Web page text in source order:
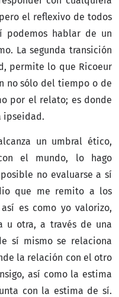
el reflexivo de todos
podemos hablar de un
La segunda transición
permite lo que Ricoeur
no sólo del tiempo o de
por el relato; es donde
ipseidad.
un umbral ético,
el mundo, lo hago
no evaluarse a sí
que me remito a los
es como yo valorizo,
u otra, a través de una
sí mismo se relaciona
la relación con el otro
así como la estima
con la estima de sí.